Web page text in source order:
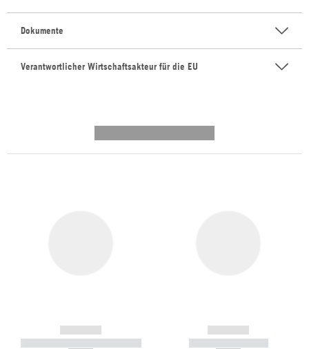
Dokumente
Verantwortlicher Wirtschaftsakteur für die EU
------------
----------- ----------- -----------
------------
----------- -----------